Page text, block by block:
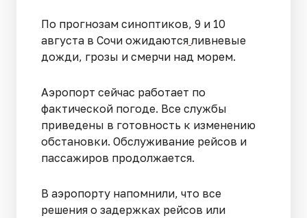
По прогнозам синоптиков, 9 и 10
августа в Сочи ожидаются ливневые
дожди, грозы и смерчи над морем.
Аэропорт сейчас работает по
фактической погоде. Все службы
приведены в готовность к изменению
обстановки. Обслуживание рейсов и
пассажиров продолжается.
В аэропорту напомнили, что все
решения о задержках рейсов или